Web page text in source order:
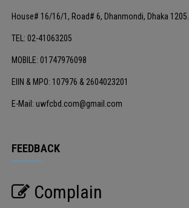
House# 16/16/1, Road# 6, Dhanmondi, Dhaka 1205.
TEL: 02-41063205
MOBILE: 01747976098
EIIN & MPO: 107976 & 2604023201
E-Mail: uwfcbd.com@gmail.com
FEEDBACK
Complain